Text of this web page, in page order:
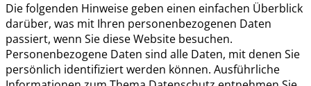
Die folgenden Hinweise geben einen einfachen Überblick
darüber, was mit Ihren personenbezogenen Daten
passiert, wenn Sie diese Website besuchen.
Personenbezogene Daten sind alle Daten, mit denen Sie
persönlich identifiziert werden können. Ausführliche